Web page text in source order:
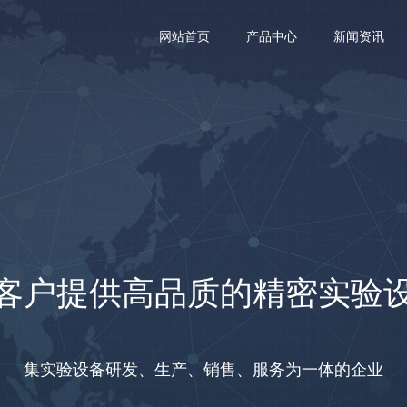
网站首页 产品中心 新闻资讯
户提供高品质的精密实验
集实验设备研发、生产、销售、服务为一体的企业